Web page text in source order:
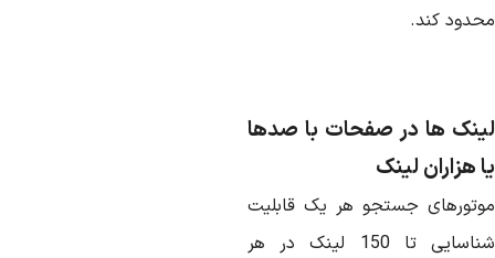
کند.
ها در صفحات با صدها
هزاران لینک
جستجو هر یک قابلیت
شناسایی تا 150 لینک در هر